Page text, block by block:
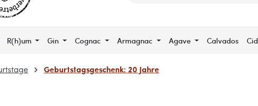
R(h)um Gin Cognac Armagnac Agave Calvados
Geburtstagsgeschenk: 20 Jahre